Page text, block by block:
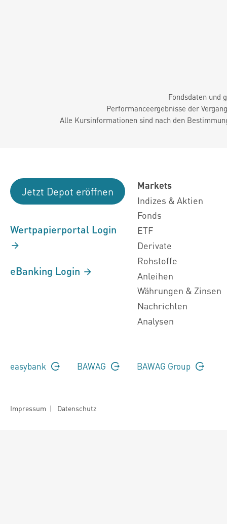
Fondsdaten und
Performanceergebnisse der
Alle Kursinformationen sind nach den
Jetzt Depot eröffnen
Wertpapierportal Login
eBanking Login
Markets
Indizes & Aktien
Fonds
ETF
Derivate
Rohstoffe
Anleihen
Währungen & Zinsen
Nachrichten
Analysen
easybank BAWAG BAWAG Group
Impressum | Datenschutz